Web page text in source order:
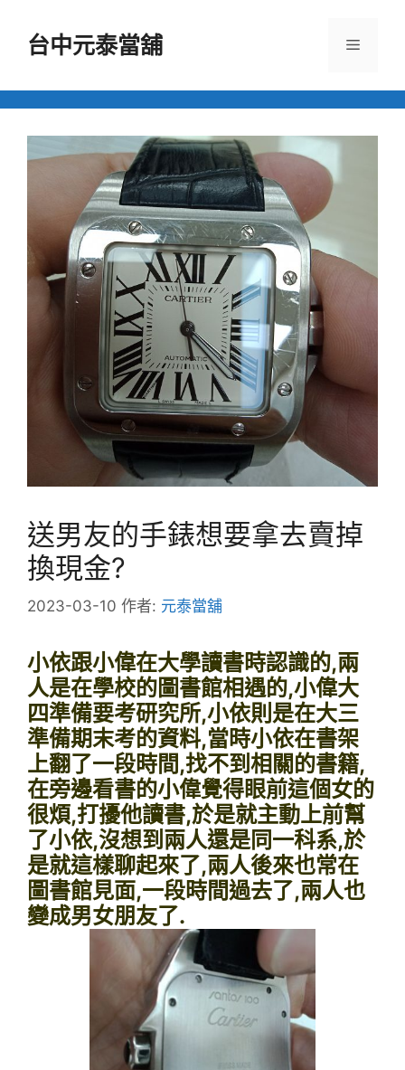
台中元泰當舖 選
送男友的手錶想要拿去賣掉
換現金?
2023-03-10 作者: 元泰當舖
小依跟小偉在大學讀書時認識的,兩
人是在學校的圖書館相遇的,小偉大
四準備要考研究所,小依則是在大三
準備期末考的資料,當時小依在書架
上翻了一段時間,找不到相關的書籍,
在旁邊看書的小偉覺得眼前這個女的
很煩,打擾他讀書,於是就主動上前幫
了小依,沒想到兩人還是同一科系,於
是就這樣聊起來了,兩人後來也常在
圖書館見面,一段時間過去了,兩人也
變成男女朋友了.